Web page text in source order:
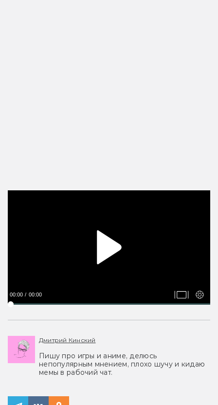
00:00 00:00
Дмитрий Кинский
Пишу про игры и аниме, делюсь
непопулярным мнением, плохо шучу и кидаю
мемы в рабочий чат.